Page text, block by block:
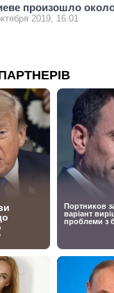
произошло
2019, 16:01